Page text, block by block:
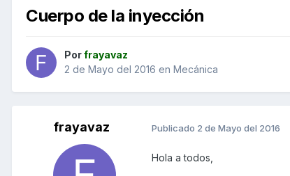
Cuerpo de la inyección
Porfrayavaz
2 de Mayo del 2016 en Mecánica
frayavaz Publicado 2 de Mayo del 2016
Hola a todos,